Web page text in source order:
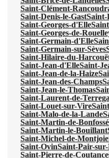
Saint-Clément-
Saint-Denis-le-GastSaint-
Saint-Georges-d'Elle
Saint-Georges-de-
Saint-Germain-d'Elle
Saint-Germain-sur-Sèves
Saint-Hilaire-du-
Saint-Jean-d'ElleSaint-
Saint-Jean-de-la-Haize
Saint-Jean-des-Champs
Saint-Jean-le-Thomas
Saint-Laurent-de-
Saint-Louet-sur-Vire
Saint-Malo-de-la-Lande
Saint-Martin-de-Bonfossé
Saint-Martin-le-Bouillant
Saint-Michel-de-Montjoie
Saint-OvinSaint-Pair-
Saint-Pierre-de-